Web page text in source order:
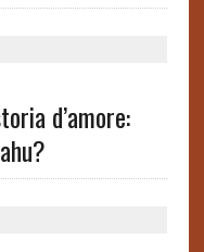
d’amore: